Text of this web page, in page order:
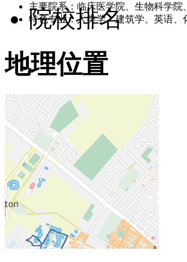
主要院系：临床医学院、生物科学
特色专业：人类学、建筑学、英语、
院校排名
地理位置